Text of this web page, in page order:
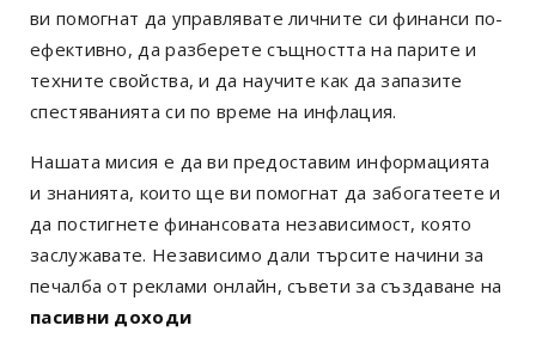
ви помогнат да управлявате личните си финанси по-
ефективно, да разберете същността на парите и
техните свойства, и да научите как да запазите
спестяванията си по време на инфлация.
Нашата мисия е да ви предоставим информацията
и знанията, които ще ви помогнат да забогатеете и
да постигнете финансовата независимост, която
заслужавате. Независимо дали търсите начини за
печалба от реклами онлайн, съвети за създаване на
пасивни доходи